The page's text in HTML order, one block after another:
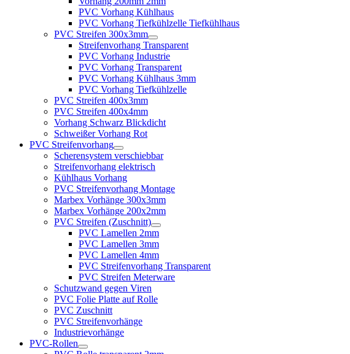
PVC Vorhang Kühlhaus
PVC Vorhang Tiefkühlzelle Tiefkühlhaus
PVC Streifen 300x3mm
Streifenvorhang Transparent
PVC Vorhang Industrie
PVC Vorhang Transparent
PVC Vorhang Kühlhaus 3mm
PVC Vorhang Tiefkühlzelle
PVC Streifen 400x3mm
PVC Streifen 400x4mm
Vorhang Schwarz Blickdicht
Schweißer Vorhang Rot
PVC Streifenvorhang
Scherensystem verschiebbar
Streifenvorhang elektrisch
Kühlhaus Vorhang
PVC Streifenvorhang Montage
Marbex Vorhänge 300x3mm
Marbex Vorhänge 200x2mm
PVC Streifen (Zuschnitt)
PVC Lamellen 2mm
PVC Lamellen 3mm
PVC Lamellen 4mm
PVC Streifenvorhang Transparent
PVC Streifen Meterware
Schutzwand gegen Viren
PVC Folie Platte auf Rolle
PVC Zuschnitt
PVC Streifenvorhänge
Industrievorhänge
PVC-Rollen